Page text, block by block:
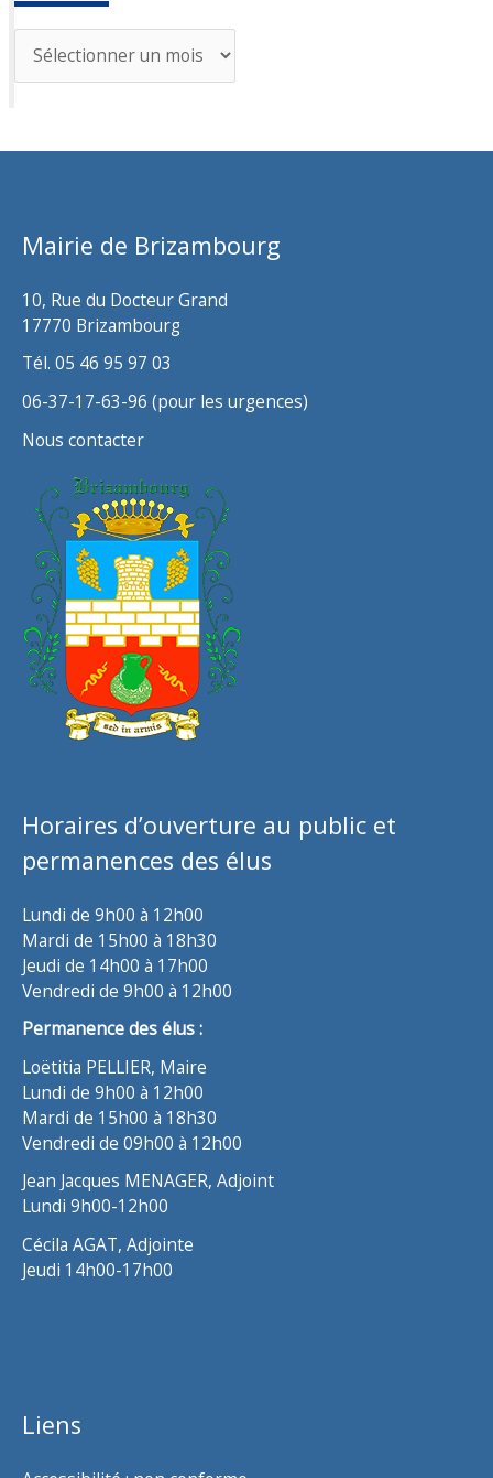
r
h
Mairie de Brizambourg
10, Rue du Docteur Grand
17770 Brizambourg
Tél. 05 46 95 97 03
06-37-17-63-96 (pour les urgences)
Nous contacter
Horaires d’ouverture au public et
permanences des élus
Lundi de 9h00 à 12h00
Mardi de 15h00 à 18h30
Jeudi de 14h00 à 17h00
Vendredi de 9h00 à 12h00
Permanence des élus :
Loëtitia PELLIER, Maire
Lundi de 9h00 à 12h00
Mardi de 15h00 à 18h30
Vendredi de 09h00 à 12h00
Jean Jacques MENAGER, Adjoint
Lundi 9h00-12h00
Cécila AGAT, Adjointe
Jeudi 14h00-17h00
Liens